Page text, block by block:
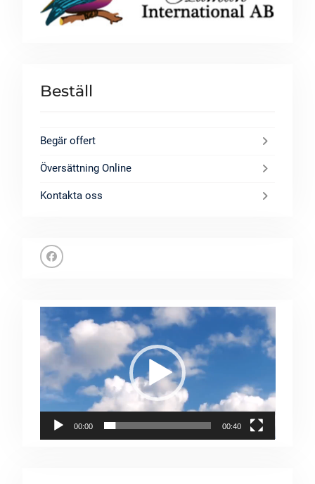
Beställ
Begär offert
Översättning Online
Kontakta oss
00:00 00:40